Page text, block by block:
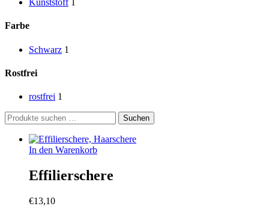
Kunststoff 1
Farbe
Schwarz 1
Rostfrei
rostfrei 1
Suchen
nach:
Suchen
In den Warenkorb
Effilierschere
€13,10